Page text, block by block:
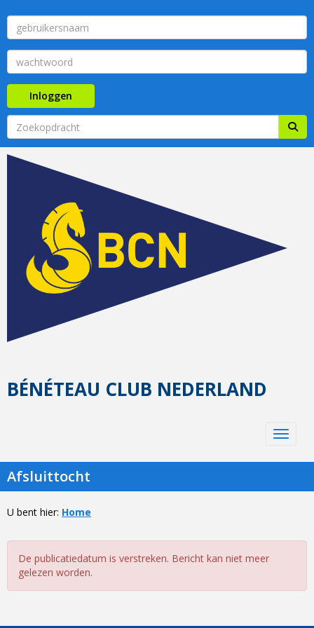
Inloggen
BÉNÉTEAU CLUB NEDERLAND
Afsluittocht
U bent hier: Home
De publicatiedatum is verstreken. Bericht kan niet meer
gelezen worden.